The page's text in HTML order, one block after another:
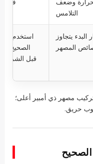
وضعف
التلامس
فحص
البدء يتجاوز
المصهر
استخدم
الصحيح
قبل الشركة
مصهر ذي أمبير أعلى؛
حريق.
الصحيح